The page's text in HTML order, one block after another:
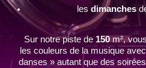
les dimanches
Sur notre piste de 150 m²,
les couleurs de la musique
danses » autant que des